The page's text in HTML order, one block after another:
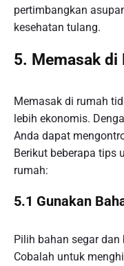
pertimbangkan
kesehatan tulang.
5. Memasak di
Memasak di rumah
lebih ekonomis.
Anda dapat
Berikut beberapa tips
rumah:
5.1 Gunakan
Pilih bahan segar
Cobalah untuk